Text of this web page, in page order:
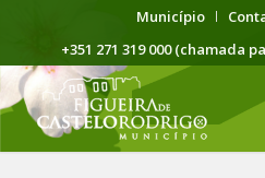
Município
+351 271 319 000 (chamada